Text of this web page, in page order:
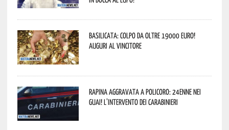
Basilicata: colpo da oltre 19000 Euro!
Auguri al vincitore
Rapina aggravata a Policoro: 24enne nei
guai! L’intervento dei Carabinieri